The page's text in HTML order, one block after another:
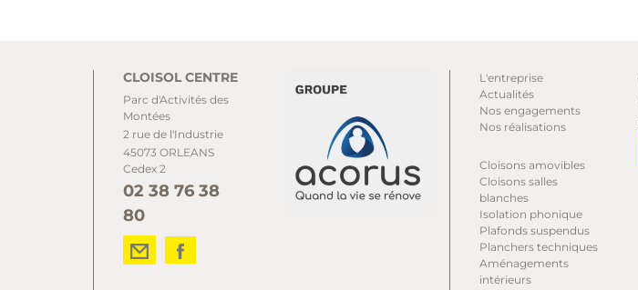
CLOISOL CENTRE
Parc d'Activités des
Montées
2 rue de l'Industrie
45073 ORLEANS
Cedex 2
02 38 76 38
80
L'entreprise
Actualités
Nos engagements
Nos réalisations
Cloisons amovibles
Cloisons salles
blanches
Isolation phonique
Plafonds suspendus
Planchers techniques
Aménagements
intérieurs